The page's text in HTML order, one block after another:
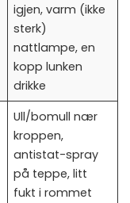
igjen, varm (ikke
sterk)
nattlampe, en
kopp lunken
drikke
Ull/bomull nær
kroppen,
antistat-spray
på teppe, litt
fukt i rommet